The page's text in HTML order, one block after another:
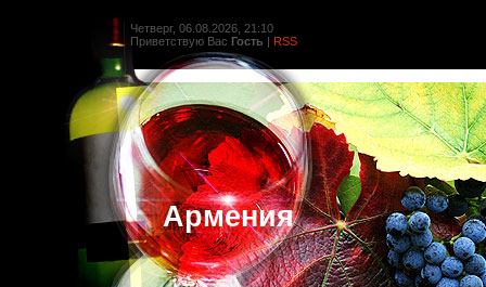
Четверг, 06.08.2026, 21:10
Приветствую Вас Гость | RSS
Армения